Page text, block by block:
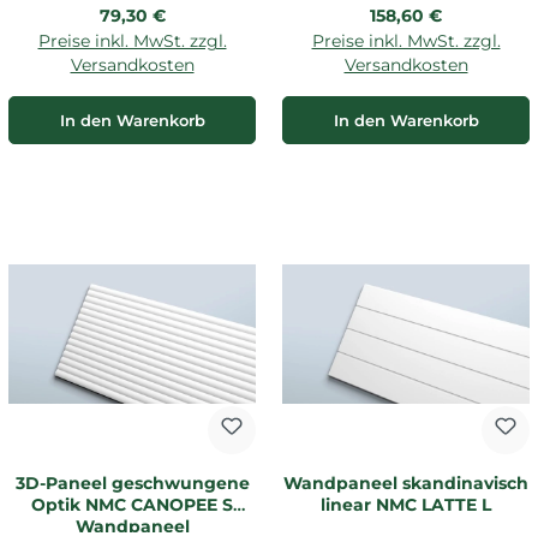
Regulärer Preis:
79,30 €
Preise inkl. MwSt. zzgl.
Versandkosten
In den Warenkorb
Regulärer Preis:
158,60 €
Preise inkl. MwSt. zzgl.
Versandkosten
In den Warenkorb
3D-Paneel geschwungene
Optik NMC CANOPEE S
Wandpaneel
Wandpaneel skandinavisch
linear NMC LATTE L